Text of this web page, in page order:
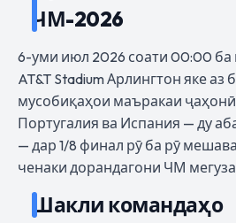
ЧМ-2026
6-уми июл 2026 соати 00:00 ба
AT&T Stadium Арлингтон яке аз
мусобиқаҳои маъракаи
Португалия ва Испания — ду
— дар 1/8 финал рӯ ба рӯ
ченаки дорандагони ЧМ
Шакли командаҳо